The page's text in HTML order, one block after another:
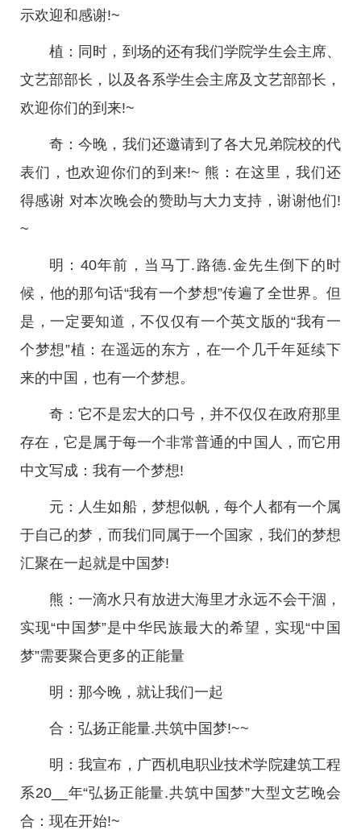
示欢迎和感谢!~
植：同时，到场的还有我们学院学生会主席、
文艺部部长，以及各系学生会主席及文艺部部长，
欢迎你们的到来!~
奇：今晚，我们还邀请到了各大兄弟院校的代
表们，也欢迎你们的到来!~ 熊：在这里，我们还
得感谢 对本次晚会的赞助与大力支持，谢谢他们!
~
明：40年前，当马丁.路德.金先生倒下的时
候，他的那句话“我有一个梦想”传遍了全世界。但
是，一定要知道，不仅仅有一个英文版的“我有一
个梦想”植：在遥远的东方，在一个几千年延续下
来的中国，也有一个梦想。
奇：它不是宏大的口号，并不仅仅在政府那里
存在，它是属于每一个非常普通的中国人，而它用
中文写成：我有一个梦想!
元：人生如船，梦想似帆，每个人都有一个属
于自己的梦，而我们同属于一个国家，我们的梦想
汇聚在一起就是中国梦!
熊：一滴水只有放进大海里才永远不会干涸，
实现“中国梦”是中华民族最大的希望，实现“中国
梦”需要聚合更多的正能量
明：那今晚，就让我们一起
合：弘扬正能量.共筑中国梦!~~
明：我宣布，广西机电职业技术学院建筑工程
系20__年“弘扬正能量.共筑中国梦”大型文艺晚会
合：现在开始!~